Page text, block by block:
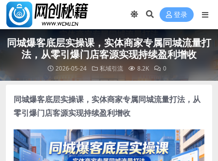
登录
同城爆客底层实操课，实体商家专属同城流量打
法，从零引爆门店客源实现持续盈利增收
2026-05-24 私域引流 8.2K 0
同城爆客底层实操课 ，实体商家专属同城流量打法，从
零引爆门店客源实现持续盈利增收